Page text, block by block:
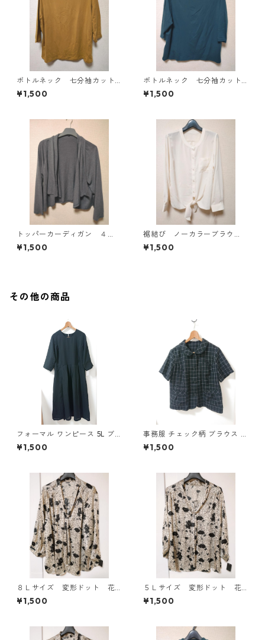
ボトルネック 七分袖カット
ソー ４Ｌ マスタード KA
E-4816
¥1,500
ボトルネック 七分袖カット
ソー ４Ｌ ティールグリー
ン KAE-4815
¥1,500
トッパーカーディガン ４
Ｌ グレー KAE-4814
¥1,500
裾結び ノーカラーブラウ
ス ３Ｌ アイボリー KAE-
4813
¥1,500
その他の商品
フォーマル ワンピース 5L ブ
ラック ◆KIY-1300◆
¥1,500
事務服 チェック柄 ブラウス 3
L ブラック ◆KIY-1298◆
¥1,500
８Ｌサイズ 変形ドット 花
柄 ボウタイブラウス オフ
ホワイト KAE-4769
¥1,500
５Ｌサイズ 変形ドット 花
柄 ボウタイブラウス オフ
ホワイト KAE-4764
¥1,500